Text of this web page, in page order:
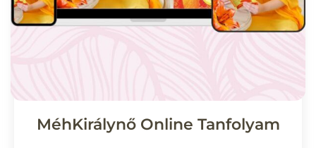
MéhKirálynő Online Tanfolyam